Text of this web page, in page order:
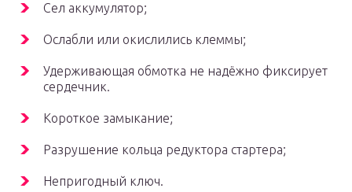
Сел аккумулятор;
Ослабли или окислились клеммы;
Удерживающая обмотка не надёжно фиксирует
сердечник.
Короткое замыкание;
Разрушение кольца редуктора стартера;
Непригодный ключ.